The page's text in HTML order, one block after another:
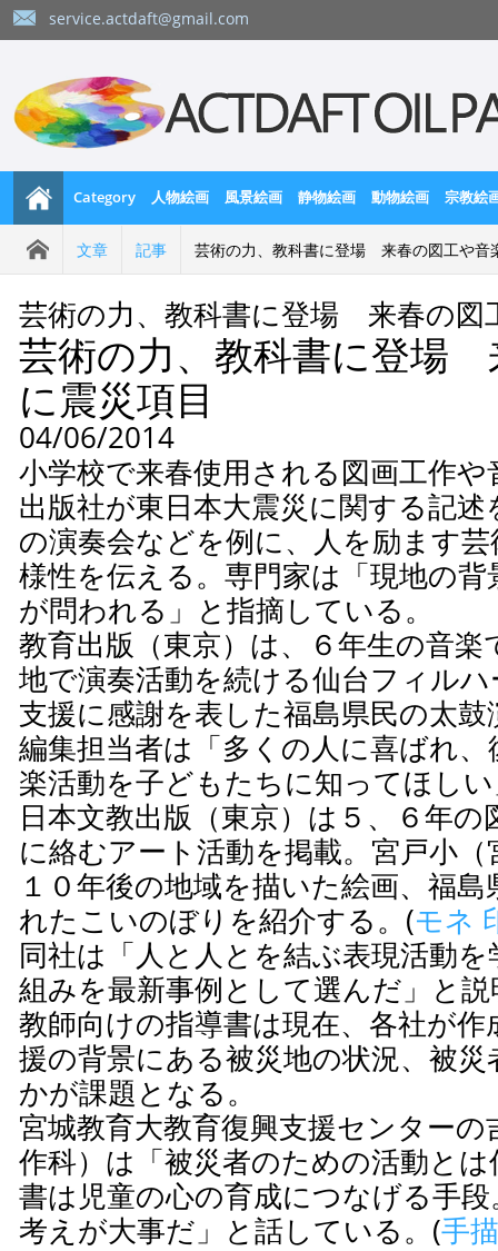
service.actdaft@gmail.com
Category 人物絵画 風景絵画 静物絵画 動物絵画 宗教絵
文章 記事 芸術の力、教科書に登場 来春の図工や音
芸術の力、教科書に登場 来春の図
芸術の力、教科書に登場
に震災項目
04/06/2014
小学校で来春使用される図画工作
出版社が東日本大震災に関する記
の演奏会などを例に、人を励ます
様性を伝える。専門家は「現地の
が問われる」と指摘している。
教育出版（東京）は、６年生の音
地で演奏活動を続ける仙台フィル
支援に感謝を表した福島県民の太
編集担当者は「多くの人に喜ばれ
楽活動を子どもたちに知ってほし
日本文教出版（東京）は５、６年
に絡むアート活動を掲載。宮戸小
１０年後の地域を描いた絵画、福
れたこいのぼりを紹介する。(モネ
同社は「人と人とを結ぶ表現活動
組みを最新事例として選んだ」と
教師向けの指導書は現在、各社が
援の背景にある被災地の状況、被
かが課題となる。
宮城教育大教育復興支援センター
作科）は「被災者のための活動と
書は児童の心の育成につなげる手
考えが大事だ」と話している。(手